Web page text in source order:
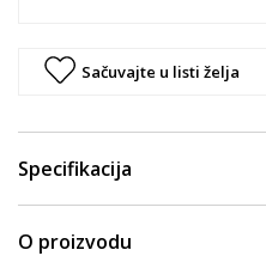
Sačuvajte u listi želja
Specifikacija
O proizvodu